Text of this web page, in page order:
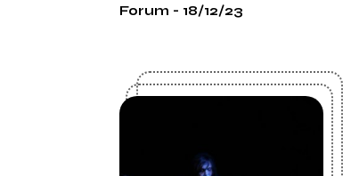
Forum - 18/12/23